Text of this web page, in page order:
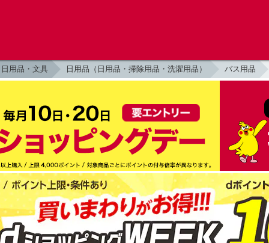
日用品・文具 日用品（日用品・掃除用品・洗濯用品） バス用品